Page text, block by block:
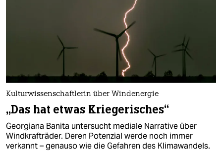
Kulturwissenschaftlerin über Windenergie
„Das hat etwas Kriegerisches“
Georgiana Banita untersucht mediale Narrative über
Windkrafträder. Deren Potenzial werde noch immer
verkannt – genauso wie die Gefahren des Klimawandels.